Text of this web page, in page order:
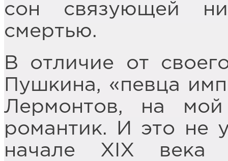
сон связующей
смертью.
В отличие от
Пушкина, «певца
Лермонтов, на
романтик. И это не
начале XIX века